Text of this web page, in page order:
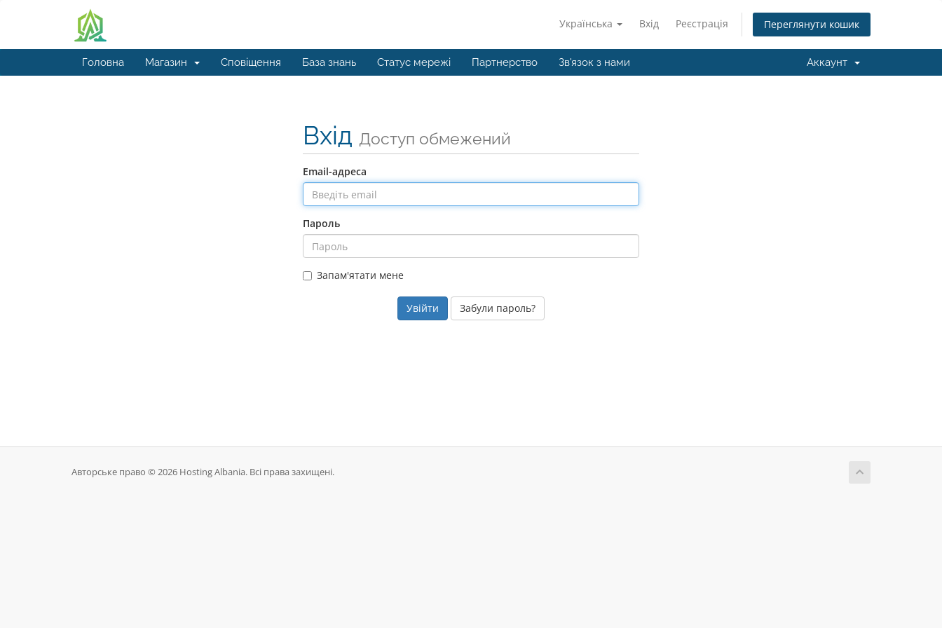
Українська Вхід Реєстрація Переглянути кошик
Головна Магазин Сповіщення База знань Статус мережі Партнерство Зв'язок з нами Аккаунт
Вхід Доступ обмежений
Email-адреса
Пароль
Запам'ятати мене
Забули пароль?
Авторське право © 2026 Hosting Albania. Всі права захищені.